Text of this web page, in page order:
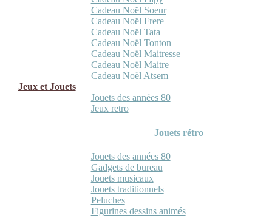
Cadeau Noël Soeur
Cadeau Noël Frere
Cadeau Noël Tata
Cadeau Noël Tonton
Cadeau Noël Maitresse
Cadeau Noël Maitre
Cadeau Noël Atsem
Jeux et Jouets
Jouets des années 80
Jeux retro
Jouets rétro
Jouets des années 80
Gadgets de bureau
Jouets musicaux
Jouets traditionnels
Peluches
Figurines dessins animés